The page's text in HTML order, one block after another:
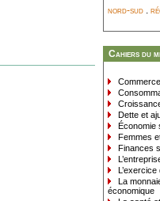
nord-sud .
Cahiers du
Dette et
Économie
Femmes
Finances
La
économique